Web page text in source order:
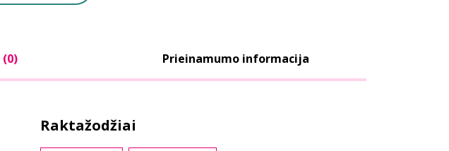
(0) Prieinamumo informacija
Raktažodžiai